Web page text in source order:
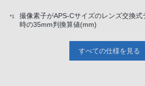
*1
撮像素子がAPS-Cサイズのレンズ交換
時の35mm判換算値(mm)
すべての仕様を見る